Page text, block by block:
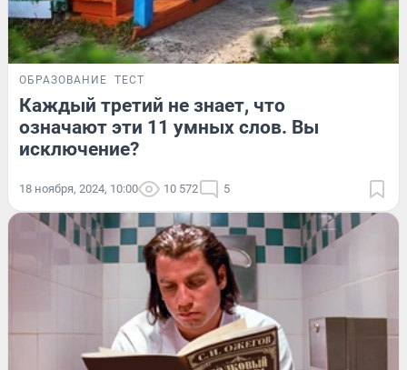
ОБРАЗОВАНИЕ ТЕСТ
Каждый третий не знает, что
означают эти 11 умных слов. Вы
исключение?
18 ноября, 2024, 10:00 10 572 5